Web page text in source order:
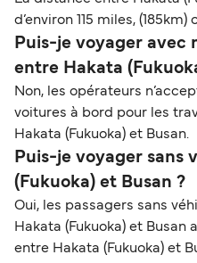
d’environ 115 miles,
Puis-je voyager avec
entre Hakata
Non, les opérateurs
voitures à bord pour les
Hakata (Fukuoka) et Busan.
Puis-je voyager sans
(Fukuoka) et Busan ?
Oui, les passagers sans
Hakata (Fukuoka) et Busan
entre Hakata (Fukuoka) et